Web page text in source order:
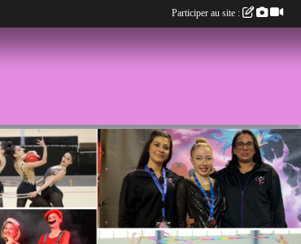
Participer au site :